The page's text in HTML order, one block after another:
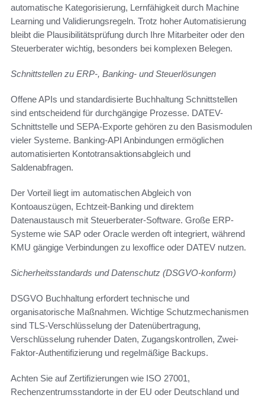
automatische Kategorisierung, Lernfähigkeit durch Machine
Learning und Validierungsregeln. Trotz hoher Automatisierung
bleibt die Plausibilitätsprüfung durch Ihre Mitarbeiter oder den
Steuerberater wichtig, besonders bei komplexen Belegen.
Schnittstellen zu ERP-, Banking- und Steuerlösungen
Offene APIs und standardisierte Buchhaltung Schnittstellen
sind entscheidend für durchgängige Prozesse. DATEV-
Schnittstelle und SEPA-Exporte gehören zu den Basismodulen
vieler Systeme. Banking-API Anbindungen ermöglichen
automatisierten Kontotransaktionsabgleich und
Saldenabfragen.
Der Vorteil liegt im automatischen Abgleich von
Kontoauszügen, Echtzeit-Banking und direktem
Datenaustausch mit Steuerberater-Software. Große ERP-
Systeme wie SAP oder Oracle werden oft integriert, während
KMU gängige Verbindungen zu lexoffice oder DATEV nutzen.
Sicherheitsstandards und Datenschutz (DSGVO-konform)
DSGVO Buchhaltung erfordert technische und
organisatorische Maßnahmen. Wichtige Schutzmechanismen
sind TLS-Verschlüsselung der Datenübertragung,
Verschlüsselung ruhender Daten, Zugangskontrollen, Zwei-
Faktor-Authentifizierung und regelmäßige Backups.
Achten Sie auf Zertifizierungen wie ISO 27001,
Rechenzentrumsstandorte in der EU oder Deutschland und